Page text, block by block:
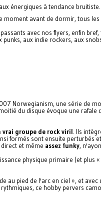
énergiques à tendance bruitiste.
avant de dormir, tous
avec nos flyers, enfin
aux indie rockers, aux
Norwegianism, une série de
du disque évoque une rafale
vrai groupe de rock viril . Ils
formés sont ensuite perturbés
et même assez funky,
physique primaire (et plus
pied de l'arc en ciel », et
ce hobby pervers